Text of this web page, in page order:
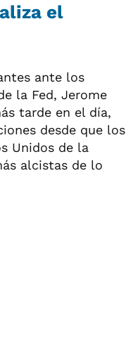
el
ante los
la Fed, Jerome
tarde en el día,
desde que los
Unidos de la
alcistas de lo